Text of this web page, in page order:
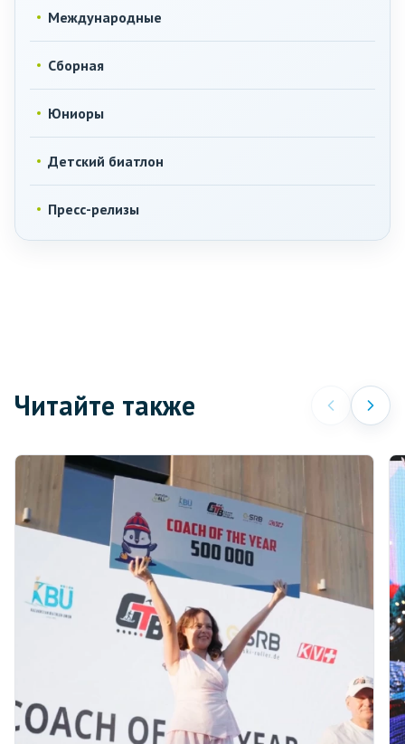
Международные
Сборная
Юниоры
Детский биатлон
Пресс-релизы
Читайте также